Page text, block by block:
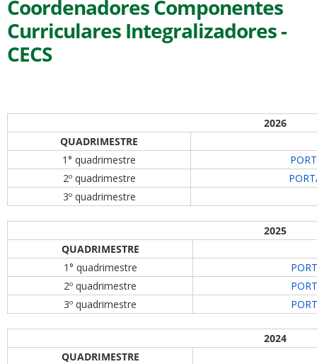
Coordenadores Componentes
Curriculares Integralizadores -
CECS
2026
QUADRIMESTRE
1° quadrimestre
2º quadrimestre
3º quadrimestre
2025
QUADRIMESTRE
1° quadrimestre
2º quadrimestre
3º quadrimestre
2024
QUADRIMESTRE